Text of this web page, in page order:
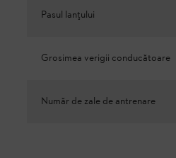
Pasul lanțului
Grosimea verigii conducătoare
Număr de zale de antrenare